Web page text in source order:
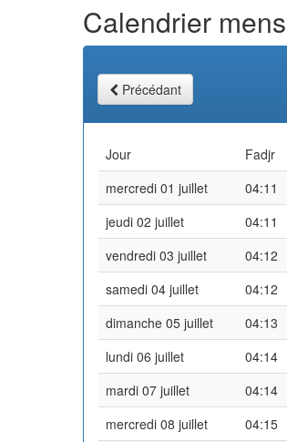
Calendrier
Précédant
Jour Fadjr
mercredi 01 juillet
04:11
jeudi 02 juillet
04:11
vendredi 03 juillet
04:12
samedi 04 juillet
04:12
dimanche 05 juillet
04:13
lundi 06 juillet
04:14
mardi 07 juillet
04:14
mercredi 08 juillet
04:15